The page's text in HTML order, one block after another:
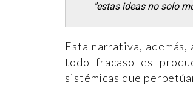
"estas ideas no solo
Esta narrativa,
todo fracaso es
sistémicas que